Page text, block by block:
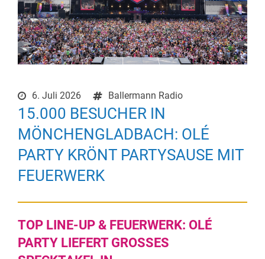
6. Juli 2026 Ballermann Radio
15.000 BESUCHER IN
MÖNCHENGLADBACH: OLÉ
PARTY KRÖNT PARTYSAUSE MIT
FEUERWERK
TOP LINE-UP & FEUERWERK: OLÉ
PARTY LIEFERT GROSSES S